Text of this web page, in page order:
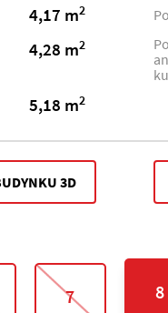
4,17 m2
4,28 m2
5,18 m2
3D
7 8